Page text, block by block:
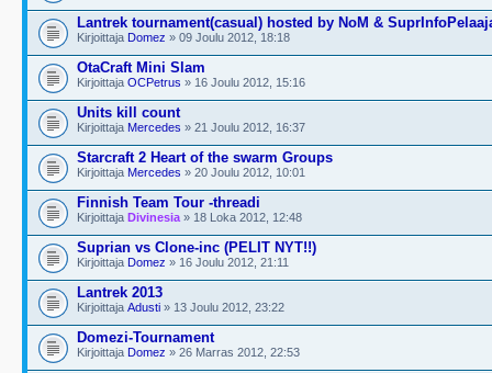
Lantrek tournament(casual) hosted by NoM &
Kirjoittaja Domez » 09 Joulu 2012, 18:18
OtaCraft Mini Slam
Kirjoittaja OCPetrus » 16 Joulu 2012, 15:16
Units kill count
Kirjoittaja Mercedes » 21 Joulu 2012, 16:37
Starcraft 2 Heart of the swarm Groups
Kirjoittaja Mercedes » 20 Joulu 2012, 10:01
Finnish Team Tour -threadi
Kirjoittaja Divinesia » 18 Loka 2012, 12:48
Suprian vs Clone-inc (PELIT NYT!!)
Kirjoittaja Domez » 16 Joulu 2012, 21:11
Lantrek 2013
Kirjoittaja Adusti » 13 Joulu 2012, 23:22
Domezi-Tournament
Kirjoittaja Domez » 26 Marras 2012, 22:53